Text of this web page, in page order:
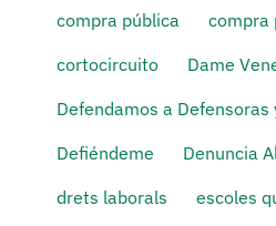
compra pública
compra
cortocircuito
Dame
Defendamos a Defensoras
Defiéndeme
Denuncia
drets laborals
escoles